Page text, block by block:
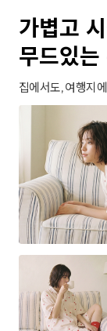
가볍고
무드있
집에서도, 여행지